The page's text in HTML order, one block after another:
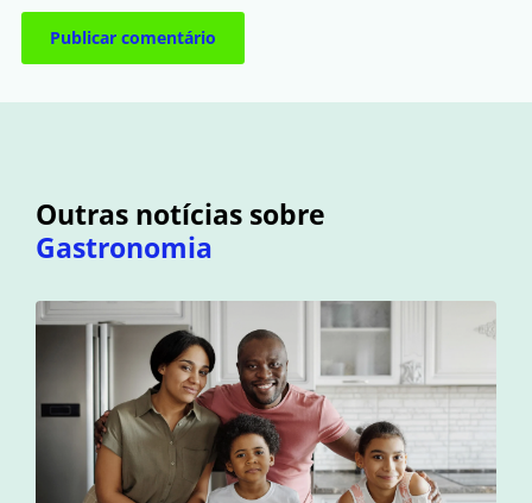
Outras notícias sobre
Gastronomia